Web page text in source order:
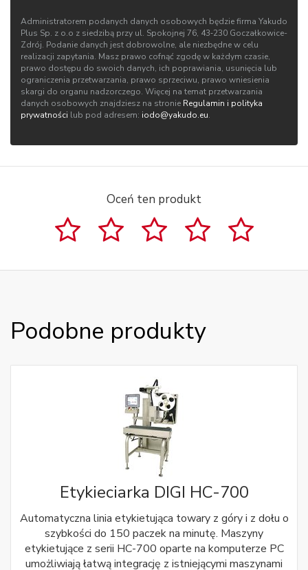
Administratorem podanych danych osobowych będzie firma Yakudo
Plus Sp. z o.o z siedzibą przy ul. Spokojnej 76, 43‑230 Goczałkowice-
Zdrój. Podanie danych jest dobrowolne, ale niezbędne w celu
realizacji zapytania. Masz prawo cofnąć zgodę w każdym czasie,
prawo dostępu do swoich danych, ich poprawiania, usunięcia lub
ograniczenia przetwarzania, prawo sprzeciwu, prawo wniesienia
skargi do organu nadzorczego. Więcej na temat przetwarzania
danych osobowych znajdziesz na stronie Regulamin i polityka
prywatności lub pod adresem: iodo@yakudo.eu.
Oceń ten produkt
Podobne produkty
Etykieciarka DIGI HC-700
Automatyczna linia etykietująca towary z góry i z dołu o
szybkości do 150 paczek na minutę. Maszyny
etykietujące z serii HC-700 oparte na komputerze PC
umożliwiają łatwą integrację z istniejącymi maszynami